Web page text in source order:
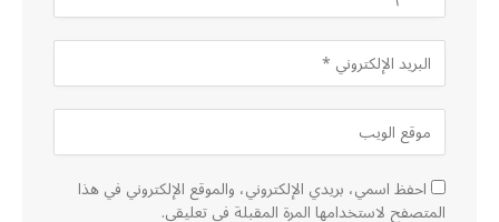
احفظ اسمي، بريدي الإلكتروني، والموقع الإلكتروني في هذا
المتصفح لاستخدامها المرة المقبلة في تعليقي.